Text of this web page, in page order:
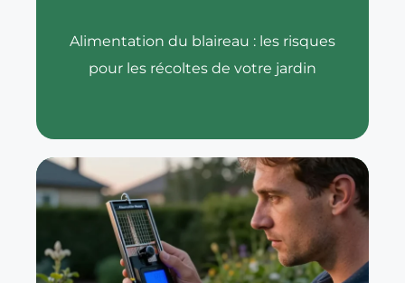
Alimentation du blaireau : les risques
pour les récoltes de votre jardin